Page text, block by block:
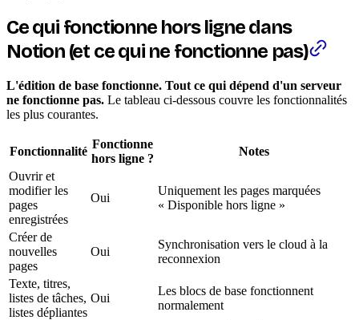
Ce qui fonctionne hors ligne dans
Notion (et ce qui ne fonctionne pas)
L'édition de base fonctionne. Tout ce qui dépend d'un serveur
ne fonctionne pas. Le tableau ci-dessous couvre les fonctionnalités
les plus courantes.
Fonctionnalité
Fonctionne
hors ligne ?
Notes
Ouvrir et
modifier les
pages
enregistrées
Oui
Uniquement les pages marquées
« Disponible hors ligne »
Créer de
nouvelles
pages
Oui
Synchronisation vers le cloud à la
reconnexion
Texte, titres,
listes de tâches,
listes dépliantes
Oui
Les blocs de base fonctionnent
normalement